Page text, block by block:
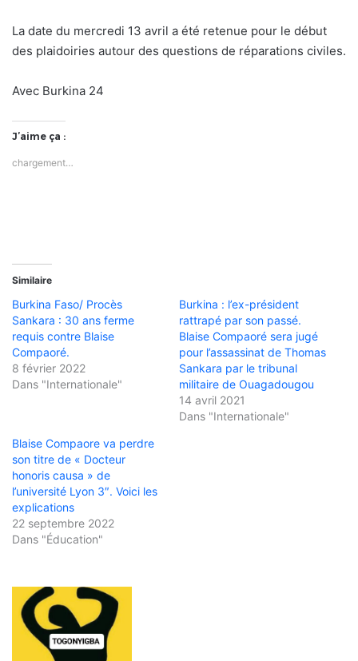
La date du mercredi 13 avril a été retenue pour le début
des plaidoiries autour des questions de réparations civiles.
Avec Burkina 24
J’aime ça :
chargement…
Similaire
Burkina Faso/ Procès
Sankara : 30 ans ferme
requis contre Blaise
Compaoré.
8 février 2022
Dans "Internationale"
Burkina : l’ex-président
rattrapé par son passé.
Blaise Compaoré sera jugé
pour l’assassinat de Thomas
Sankara par le tribunal
militaire de Ouagadougou
14 avril 2021
Dans "Internationale"
Blaise Compaore va perdre
son titre de « Docteur
honoris causa » de
l’université Lyon 3″. Voici les
explications
22 septembre 2022
Dans "Éducation"